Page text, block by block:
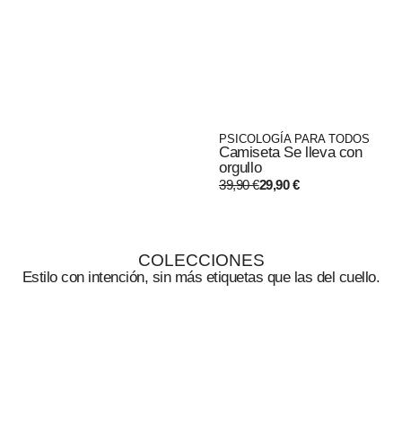
PSICOLOGÍA PARA TODOS
Camiseta Se lleva con
orgullo
39,90€29,90€
COLECCIONES
Estilo con intención, sin más etiquetas que las del cuello.